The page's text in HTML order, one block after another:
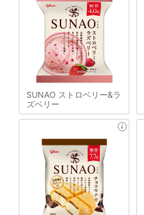
SUNAO ストロベリー&ラ
ズベリー